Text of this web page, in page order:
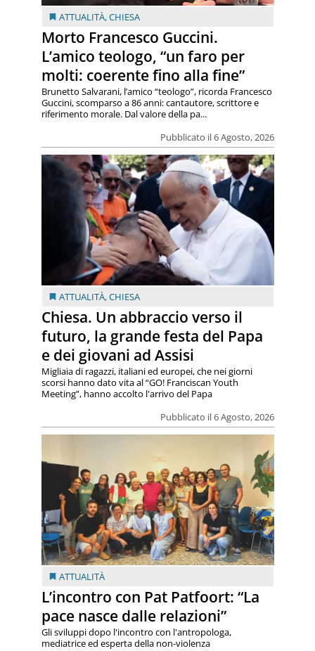
ATTUALITÀ,CHIESA
Morto Francesco Guccini.
L’amico teologo, “un faro per
molti: coerente fino alla fine”
Pubblicato il 6 Agosto, 2026
Brunetto Salvarani, l’amico “teologo”, ricorda Francesco
Guccini, scomparso a 86 anni: cantautore, scrittore e
riferimento morale. Dal valore della pa...
ATTUALITÀ,CHIESA
Chiesa. Un abbraccio verso il
futuro, la grande festa del Papa
e dei giovani ad Assisi
Pubblicato il 6 Agosto, 2026
Migliaia di ragazzi, italiani ed europei, che nei giorni
scorsi hanno dato vita al “GO! Franciscan Youth
Meeting”, hanno accolto l'arrivo del Papa
ATTUALITÀ
L’incontro con Pat Patfoort: “La
pace nasce dalle relazioni”
Gli sviluppi dopo l'incontro con l'antropologa,
mediatrice ed esperta della non-violenza